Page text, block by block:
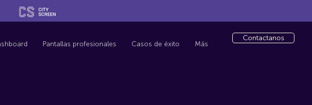
Pantallas profesionales Casos de éxito Más
Contactanos